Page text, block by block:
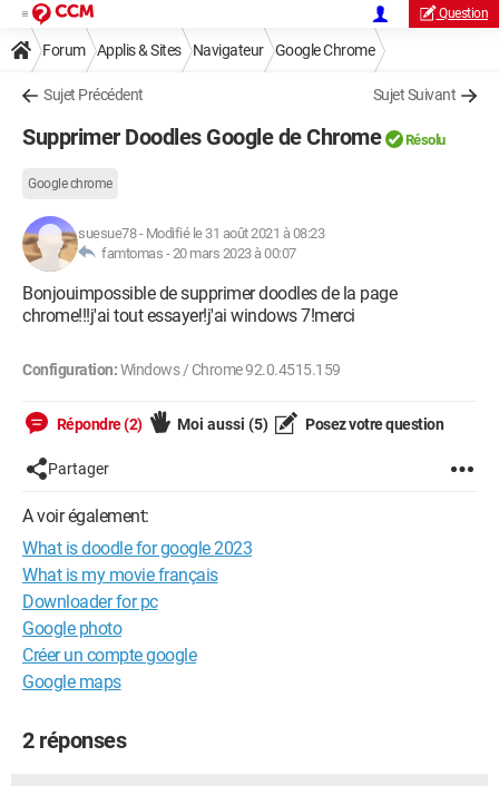
Question
Forum Applis & Sites Navigateur Google Chrome
Sujet Précédent Sujet Suivant
Supprimer Doodles Google de Chrome Résolu
Google chrome
suesue78- Modifié le 31 août 2021 à 08:23
famtomas -20 mars 2023 à 00:07
Bonjouimpossible de supprimer doodles de la page
chrome!!!j'ai tout essayer!j'ai windows 7!merci
Configuration:Windows / Chrome 92.0.4515.159
Répondre (2) Moi aussi (5) Posez votre question
Partager
A voir également:
What is doodle for google 2023
What is my movie français
Downloader for pc
Google photo
Créer un compte google
Google maps
2 réponses